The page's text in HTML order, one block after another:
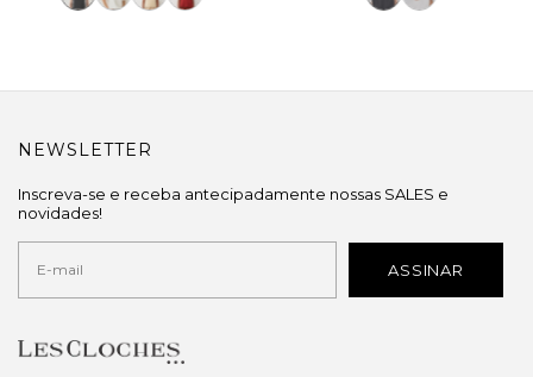
NEWSLETTER
Inscreva-se e receba antecipadamente nossas SALES e
novidades!